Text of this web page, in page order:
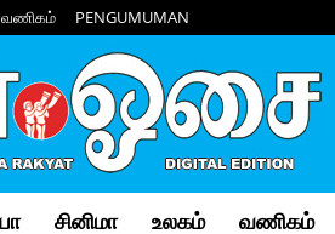
வணிகம் PENGUMUMAN
சினிமா உலகம் வணிகம்